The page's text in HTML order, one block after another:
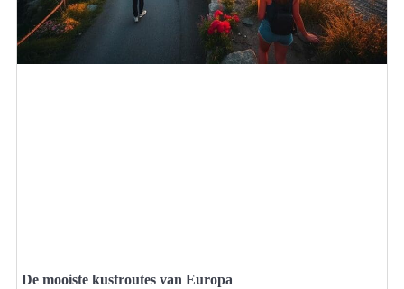
De mooiste kustroutes van Europa